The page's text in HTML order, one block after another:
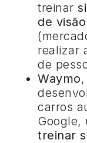
treinar
de visão
realizar
de
Waymo
carros
Google,
treinar